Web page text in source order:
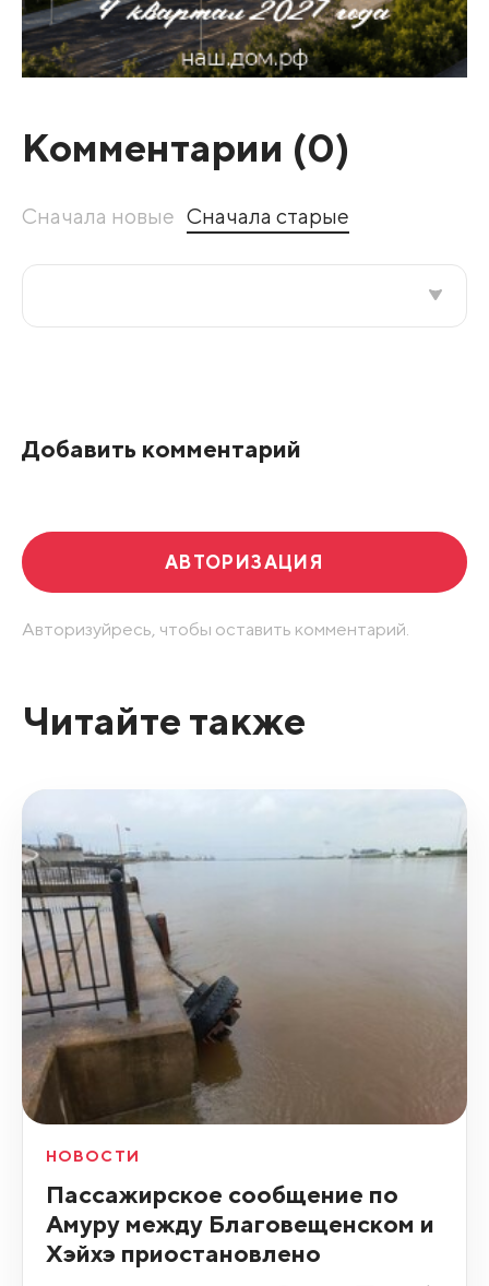
Комментарии (0)
Сначала новые Сначала старые
Добавить комментарий
АВТОРИЗАЦИЯ
Авторизуйресь, чтобы оставить комментарий.
Читайте также
НОВОСТИ
Пассажирское сообщение по
Амуру между Благовещенском и
Хэйхэ приостановлено